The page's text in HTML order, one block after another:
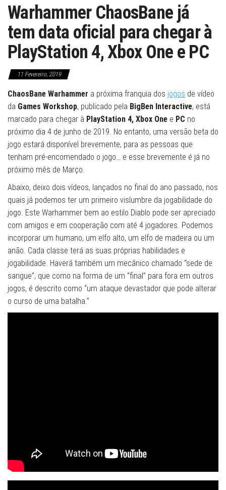
Warhammer ChaosBane já
tem data oficial para chegar à
PlayStation 4, Xbox One e PC
11 Fevereiro, 2019
ChaosBane Warhammer a próxima franquia dos jogos de vídeo
da Games Workshop, publicado pela BigBen Interactive, está
marcado para chegar à PlayStation 4, Xbox One e PC no
próximo dia 4 de junho de 2019. No entanto, uma versão beta do
jogo estará disponível brevemente, para as pessoas que
tenham pré-encomendado o jogo… e esse brevemente é já no
próximo mês de Março.
Abaixo, deixo dois vídeos, lançados no final do ano passado, nos
quais já podemos ter um primeiro vislumbre da jogabilidade do
jogo. Este Warhammer bem ao estilo Diablo pode ser apreciado
com amigos e em cooperação com até 4 jogadores. Podemos
incorporar um humano, um elfo alto, um elfo de madeira ou um
anão. Cada classe terá as suas próprias habilidades e
jogabilidade. Haverá também um mecânico chamado “sede de
sangue”, que como na forma de um “final” para fora em outros
jogos, é descrito como “um ataque devastador que pode alterar
o curso de uma batalha.”